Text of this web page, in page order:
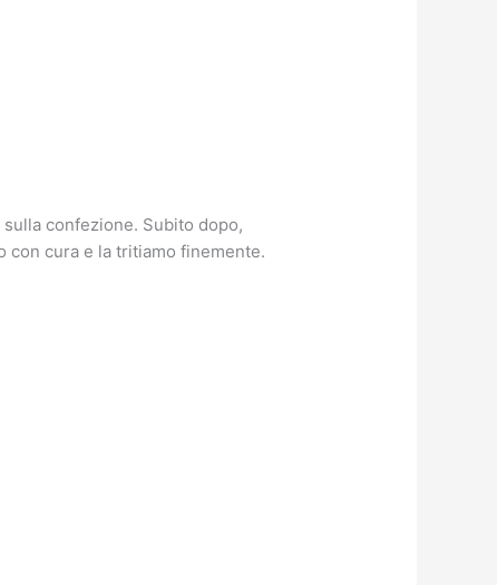
confezione. Subito dopo,
con cura e la tritiamo finemente.